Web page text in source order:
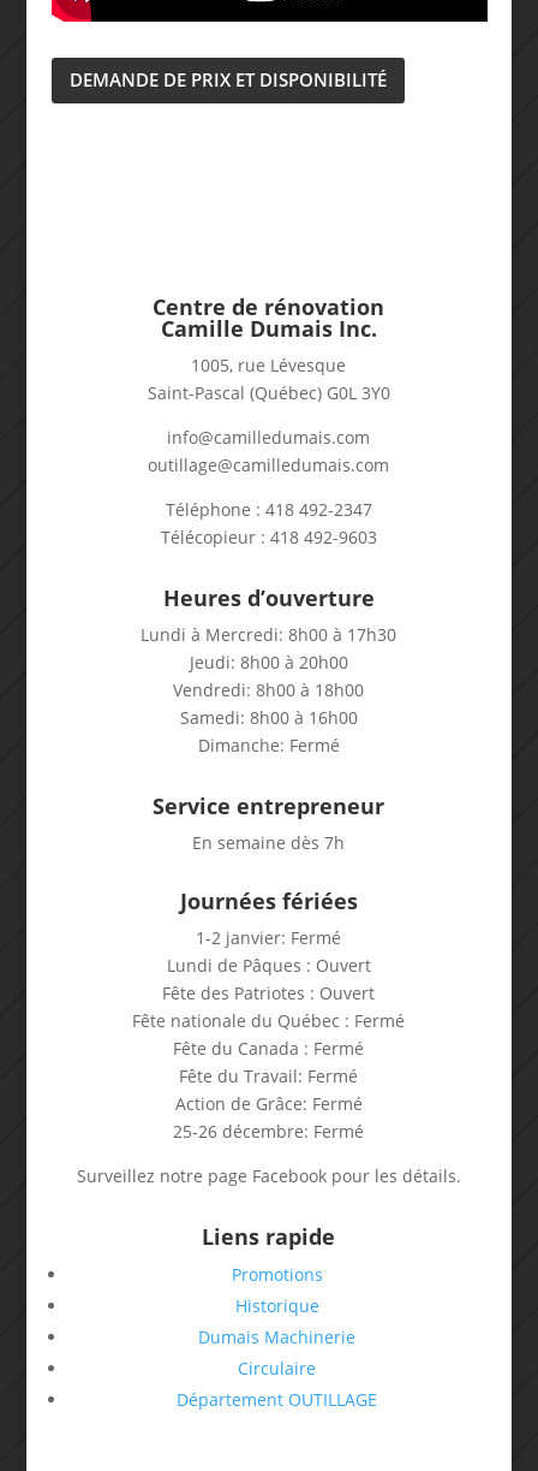
DEMANDE DE PRIX ET DISPONIBILITÉ
Centre de rénovation
Camille Dumais Inc.
1005, rue Lévesque
Saint-Pascal (Québec) G0L 3Y0
info@camilledumais.com
outillage@camilledumais.com
Téléphone : 418 492-2347
Télécopieur : 418 492-9603
Heures d’ouverture
Lundi à Mercredi: 8h00 à 17h30
Jeudi: 8h00 à 20h00
Vendredi: 8h00 à 18h00
Samedi: 8h00 à 16h00
Dimanche: Fermé
Service entrepreneur
En semaine dès 7h
Journées fériées
1-2 janvier: Fermé
Lundi de Pâques : Ouvert
Fête des Patriotes : Ouvert
Fête nationale du Québec : Fermé
Fête du Canada : Fermé
Fête du Travail: Fermé
Action de Grâce: Fermé
25-26 décembre: Fermé
Surveillez notre page Facebook pour les détails.
Liens rapide
Promotions
Historique
Dumais Machinerie
Circulaire
Département OUTILLAGE